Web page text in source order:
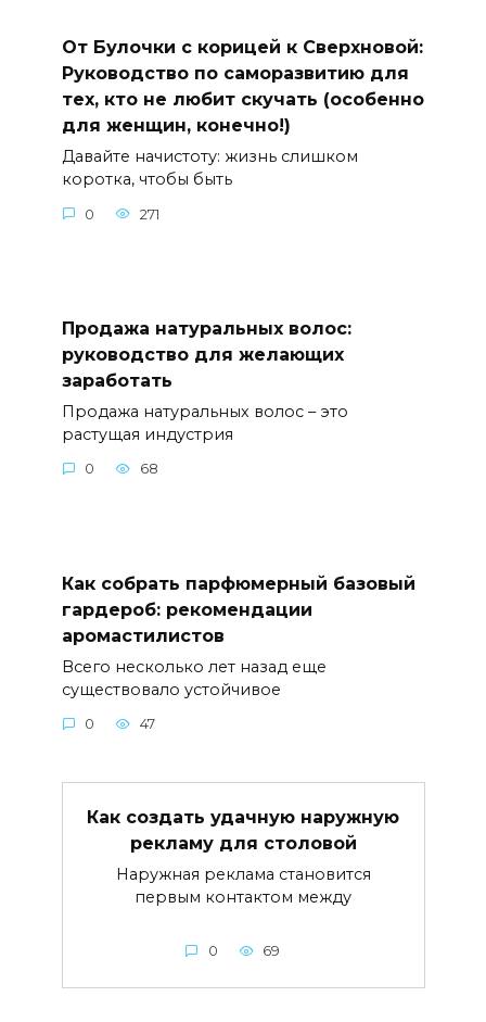
От Булочки с корицей к Сверхновой:
Руководство по саморазвитию для
тех, кто не любит скучать (особенно
для женщин, конечно!)
Давайте начистоту: жизнь слишком
коротка, чтобы быть
0 271
Продажа натуральных волос:
руководство для желающих
заработать
Продажа натуральных волос – это
растущая индустрия
0 68
Как собрать парфюмерный базовый
гардероб: рекомендации
аромастилистов
Всего несколько лет назад еще
существовало устойчивое
0 47
Как создать удачную наружную
рекламу для столовой
Наружная реклама становится
первым контактом между
0 69